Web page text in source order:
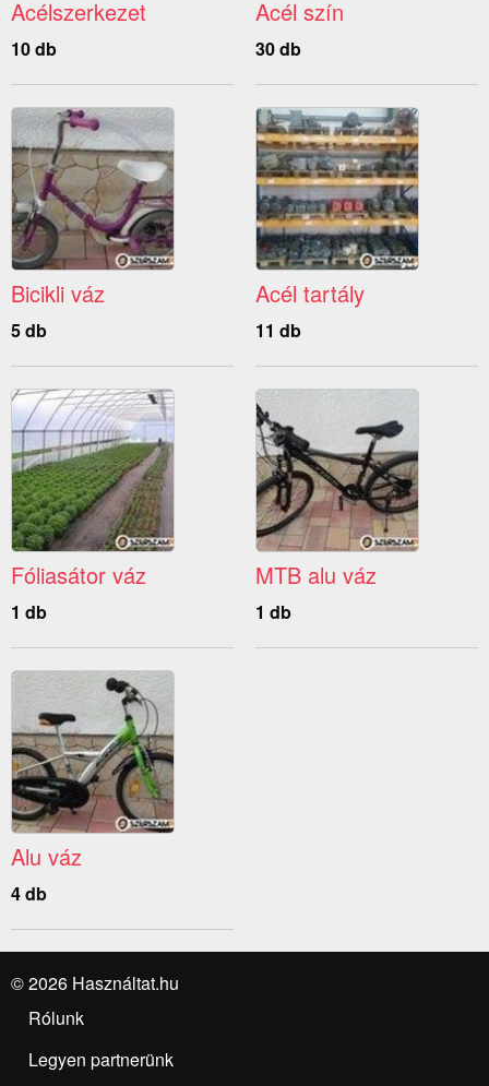
Acélszerkezet
10 db
Acél szín
30 db
Bicikli váz
5 db
Acél tartály
11 db
Fóliasátor váz
1 db
MTB alu váz
1 db
Alu váz
4 db
© 2026 Használtat.hu
Rólunk
Legyen partnerünk